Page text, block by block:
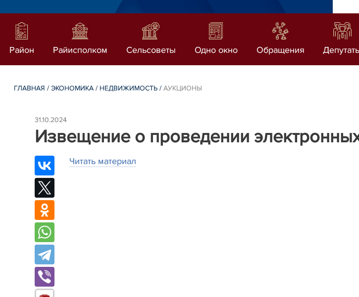
Район Райисполком Сельсоветы Одно окно Обращения
ГЛАВНАЯ /ЭКОНОМИКА / НЕДВИЖИМОСТЬ /АУКЦИОНЫ
31.10.2024
Извещение о проведении
Читать материал